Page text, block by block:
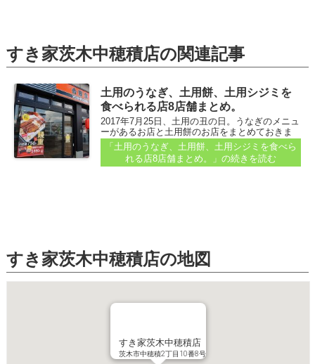
すき家茨木中穂積店の関連記事
土用のうなぎ、土用餅、土用シジミを
食べられる店8店舗まとめ。
2017年7月25日、土用の丑の日。うなぎのメニュ
ーがあるお店と土用餅のお店をまとめておきま
す。お店で食べられるところもあれば、テイク
アウトのみのところもありますよ～。 （場所と
店舗名を記載しています...
「土用のうなぎ、土用餅、土用シジミを食べら
れる店8店舗まとめ。」 の続きを読む
すき家茨木中穂積店の地図
すき家茨木中穂積店
茨木市中穂積2丁目10番8号